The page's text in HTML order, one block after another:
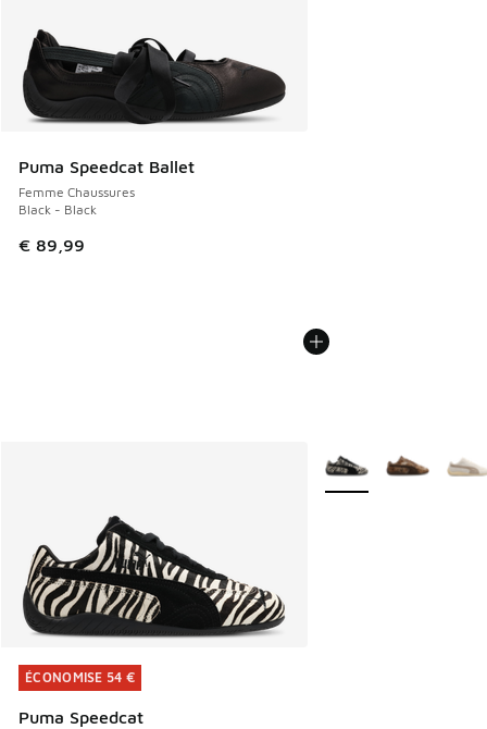
Puma Speedcat Ballet
Femme Chaussures
Black - Black
€ 89,99
ÉCONOMISE 54 €
Puma Speedcat
ÉCONOMISE 54 €
Plus de couleurs